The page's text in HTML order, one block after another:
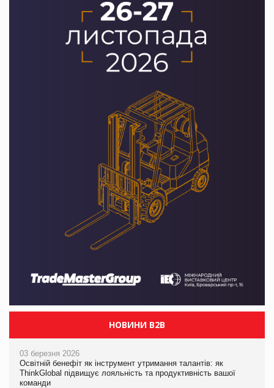
НОВИНИ B2B
03 березня 2026
Освітній бенефіт як інструмент утримання талантів: як
ThinkGlobal підвищує лояльність та продуктивність вашої
команди